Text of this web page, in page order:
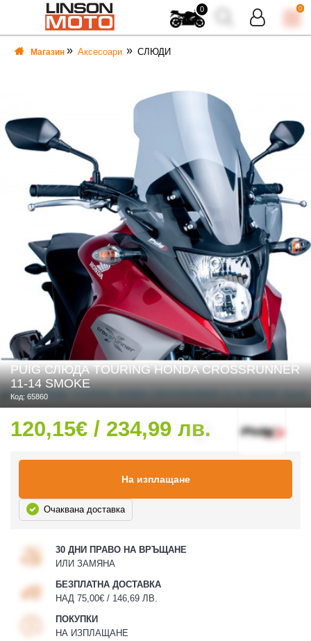
ЕКИПИРОВКА
0 0
Магазин Аксесоари СЛЮДИ
PUIG СЛЮДА TOURING HONDA CROSSRUNNER
11-14 SMOKE
Код: 65860
120,15€ / 234,99 лв.
На изплащане
Очаквана доставка
30 ДНИ ПРАВО НА ВРЪЩАНЕ
ИЛИ ЗАМЯНА
БЕЗПЛАТНА ДОСТАВКА
НАД 75,00€ / 146,69 ЛВ.
ПОКУПКИ
НА ИЗПЛАЩАНЕ